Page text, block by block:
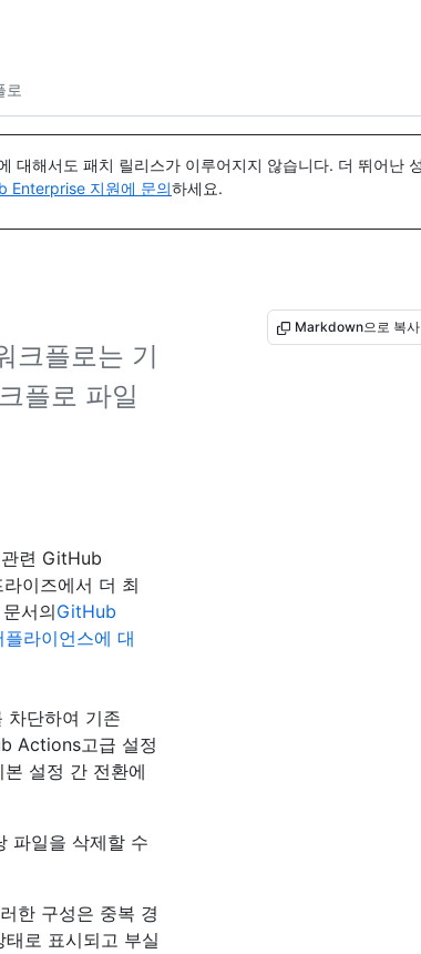
로
대해서도 패치 릴리스가 이루어지지 않습니다. 더 뛰어난
Enterprise 지원에 문의하세요.
크플로는 기
플로 파일
Markdown으로 복사
련 GitHub
이즈에서 더 최
서의GitHub
플라이언스에 대
차단하여 기존
Actions고급 설정
설정 간 전환에
파일을 삭제할 수
한 구성은 중복 경
로 표시되고 부실